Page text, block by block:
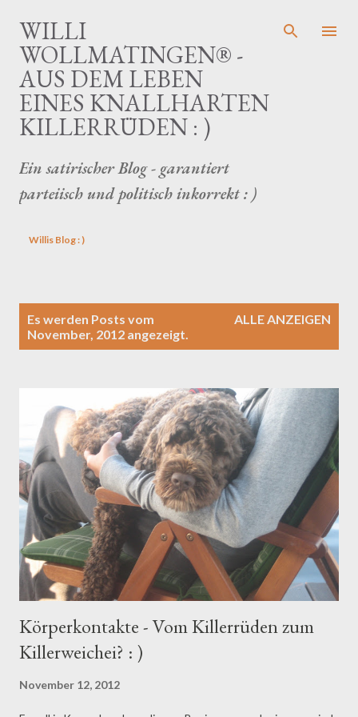
WILLI
WOLLMATINGEN® -
AUS DEM LEBEN
EINES KNALLHARTEN
KILLERRÜDEN : )
Ein satirischer Blog - garantiert
parteiisch und politisch inkorrekt : )
Willis Blog : )
Es werden Posts vom
November, 2012 angezeigt.
ALLE ANZEIGEN
Körperkontakte - Vom Killerrüden zum
Killerweichei? : )
November 12, 2012